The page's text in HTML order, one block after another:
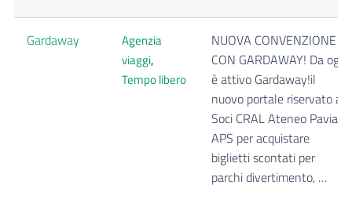
Gardaway
Agenzia
viaggi,
Tempo libero
NUOVA CONVENZIONE
CON GARDAWAY! Da oggi
è attivo Gardaway!il
nuovo portale riservato ai
Soci CRAL Ateneo Pavia
APS per acquistare
biglietti scontati per
parchi divertimento, …